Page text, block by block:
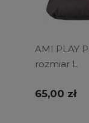
AMI PLAY
rozmiar L
65,00 zł